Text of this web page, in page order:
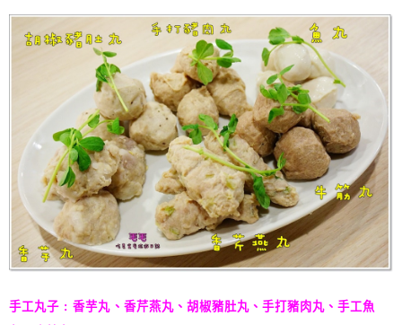
手工丸子 : 香芋丸、香芹燕丸、胡椒豬肚丸、手打豬肉丸、手工魚